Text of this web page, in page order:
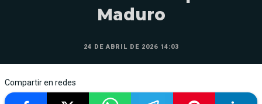
Maduro
24 DE ABRIL DE 2026 14:03
Compartir en redes